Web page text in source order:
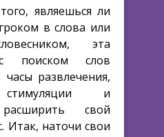
являешься ли
в слова или
эта
поиском слов
развлечения,
стимуляции и
свой
Итак, наточи свои